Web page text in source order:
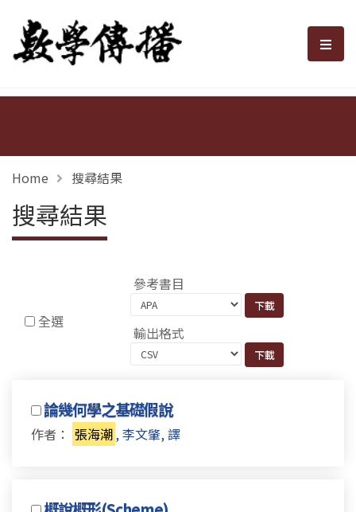
數學傳播 選
Home 搜尋結果
搜尋結果
全選
參考書目
輸出格式
論幾何學之基礎假說
作者： 張海潮, 李文肇, 譯